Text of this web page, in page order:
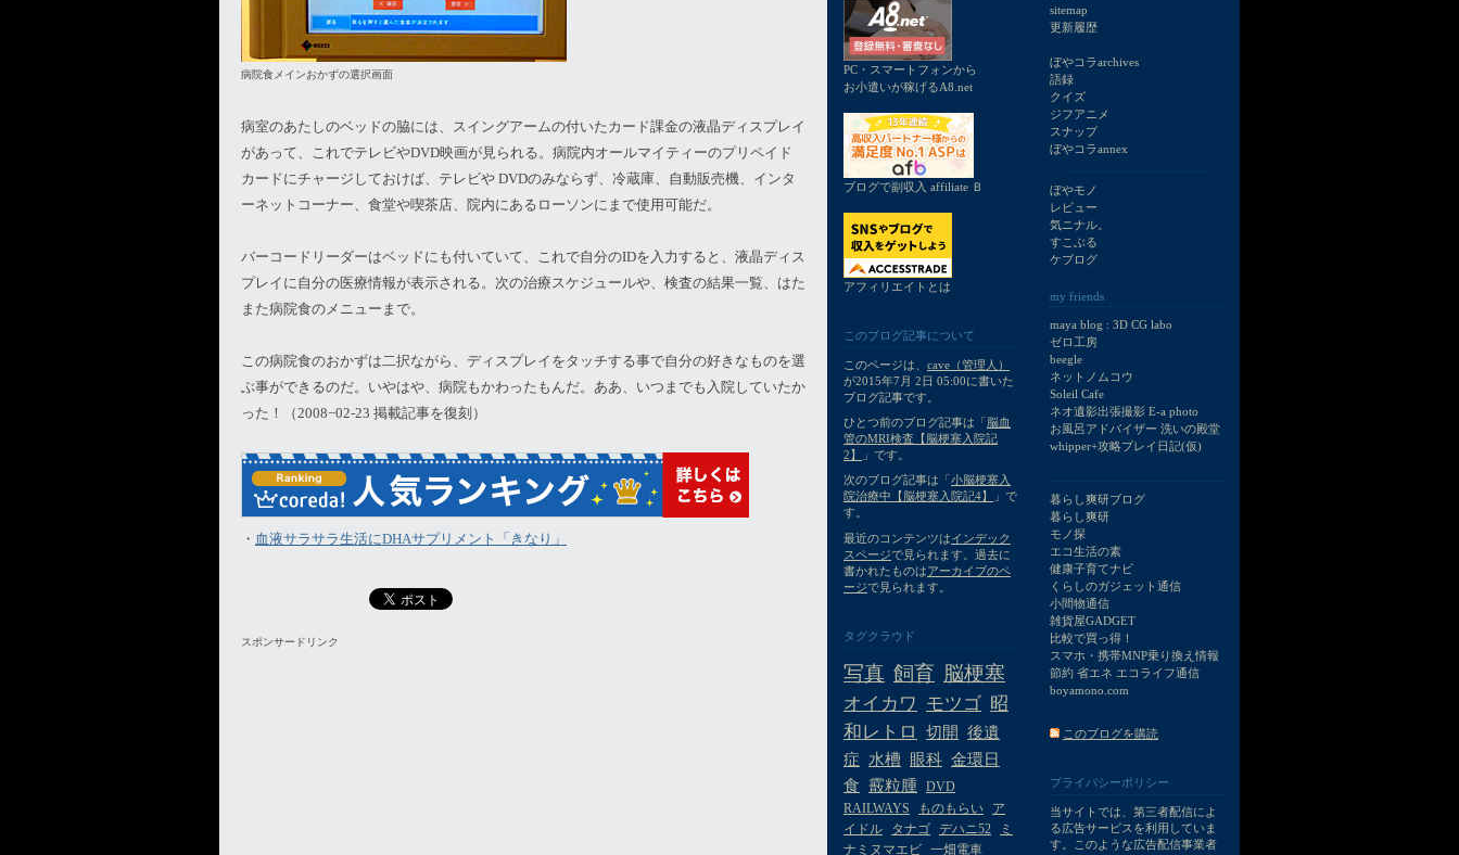
病院食メインおかずの選択画面
病室のあたしのベッドの脇には、スイングアームの付いたカード課金の液晶ディスプレイ
があって、これでテレビやDVD映画が見られる。病院内オールマイティーのプリペイド
カードにチャージしておけば、テレビや DVDのみならず、冷蔵庫、自動販売機、インタ
ーネットコーナー、食堂や喫茶店、院内にあるローソンにまで使用可能だ。
バーコードリーダーはベッドにも付いていて、これで自分のIDを入力すると、液晶ディス
プレイに自分の医療情報が表示される。次の治療スケジュールや、検査の結果一覧、はた
また病院食のメニューまで。
この病院食のおかずは二択ながら、ディスプレイをタッチする事で自分の好きなものを選
ぶ事ができるのだ。いやはや、病院もかわったもんだ。ああ、いつまでも入院していたか
った！（2008−02-23 掲載記事を復刻）
・ 血液サラサラ生活にDHAサプリメント「きなり」
スポンサードリンク
sitemap
更新履歴
ぼやコラarchives
語録
クイズ
ジフアニメ
スナップ
ぼやコラannex
ぼやモノ
レビュー
気ニナル。
すこぶる
ケブログ
my friends
maya blog : 3D CG labo
ゼロ工房
beegle
ネットノムコウ
Soleil Cafe
ネオ遺影出張撮影 E-a photo
お風呂アドバイザー 洗いの殿堂
whipper+攻略プレイ日記(仮)
暮らし爽研ブログ
暮らし爽研
モノ探
エコ生活の素
健康子育てナビ
くらしのガジェット通信
小間物通信
雑貨屋GADGET
比較で買っ得！
スマホ・携帯MNP乗り換え情報
節約 省エネ エコライフ通信
boyamono.com
このブログを購読
プライバシーポリシー
当サイトでは、第三者配信によ
る広告サービスを利用していま
す。このような広告配信事業者
PC・スマートフォンから
お小遣いが稼げるA8.net
ブログで副収入 affiliate Ｂ
アフィリエイトとは
このブログ記事について
このページは、 cave（管理人）
が2015年7月 2日 05:00に書いた
ブログ記事です。
ひとつ前のブログ記事は「 脳血
管のMRI検査【脳梗塞入院記
2】
」です。
次のブログ記事は「 小脳梗塞入
院治療中【脳梗塞入院記4】
」で
す。
最近のコンテンツはインデック
スページで見られます。過去に
書かれたものはアーカイブのペ
ージで見られます。
タグクラウド
写真 飼育 脳梗塞
オイカワ モツゴ 昭
和レトロ
切開
後遺
症
水槽 眼科 金環日
食 霰粒腫 DVD
RAILWAYS
ものもらい
ア
イドル
タナゴ デハニ52
ミ
ナミヌマエビ 一畑電車